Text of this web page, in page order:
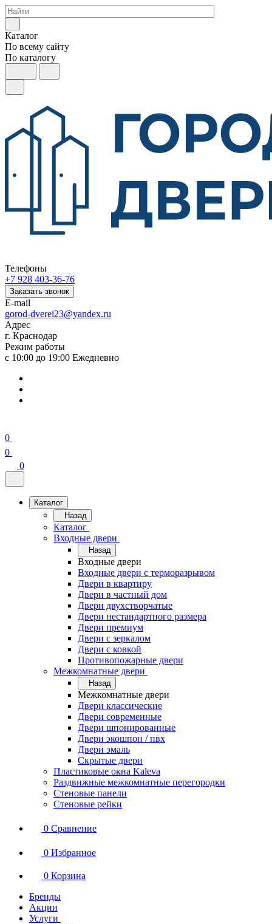
Каталог
По всему сайту
По каталогу
Телефоны
+7 928 403-36-76
Заказать звонок
E-mail
gorod-dverei23@yandex.ru
Адрес
г. Краснодар
Режим работы
с 10:00 до 19:00 Ежедневно
0
0
0
Каталог
Назад
Каталог
Входные двери
Назад
Входные двери
Входные двери с терморазрывом
Двери в квартиру
Двери в частный дом
Двери двухстворчатые
Двери нестандартного размера
Двери премиум
Двери с зеркалом
Двери с ковкой
Противопожарные двери
Межкомнатные двери
Назад
Межкомнатные двери
Двери классические
Двери современные
Двери шпонированные
Двери экошпон / пвх
Двери эмаль
Скрытые двери
Пластиковые окна Kaleva
Раздвижные межкомнатные перегородки
Стеновые панели
Стеновые рейки
0 Сравнение
0 Избранное
0 Корзина
Бренды
Акции
Услуги